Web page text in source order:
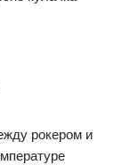
рокером и